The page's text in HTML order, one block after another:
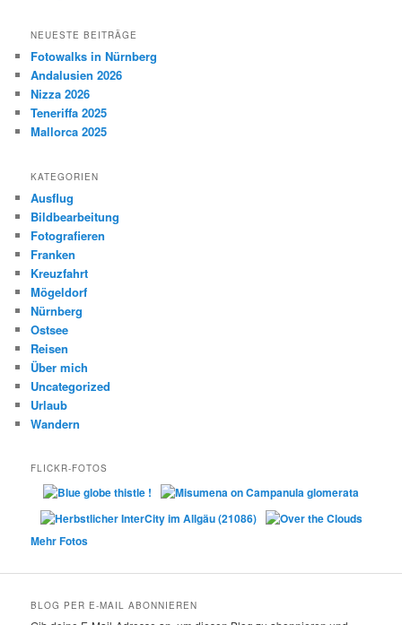
NEUESTE BEITRÄGE
Fotowalks in Nürnberg
Andalusien 2026
Nizza 2026
Teneriffa 2025
Mallorca 2025
KATEGORIEN
Ausflug
Bildbearbeitung
Fotografieren
Franken
Kreuzfahrt
Mögeldorf
Nürnberg
Ostsee
Reisen
Über mich
Uncategorized
Urlaub
Wandern
FLICKR-FOTOS
Mehr Fotos
BLOG PER E-MAIL ABONNIEREN